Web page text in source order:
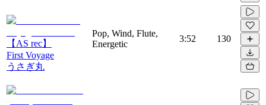
【AS rec】
First Voyage
うさぎ丸
Pop, Wind, Flute,
Energetic
3:52 130